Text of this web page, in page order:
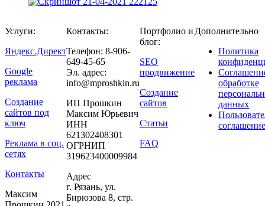
Услуги:
Яндекс.Директ
Google
реклама
Создание
сайтов под
ключ
Реклама в соц.
сетях
Контакты
Максим
Контакты:
Телефон: 8-906-
649-45-65
Эл. адрес:
info@mproshkin.ru
ИП Прошкин
Максим Юрьевич
ИНН
621302408301
ОГРНИП
319623400009984
Адрес
г. Рязань, ул.
Бирюзова 8, стр.
Портфолио и
блог:
SEO
продвижение
Создание
сайтов
Статьи
FAQ
Дополнительно
Политика
обработке
данных
соглашение